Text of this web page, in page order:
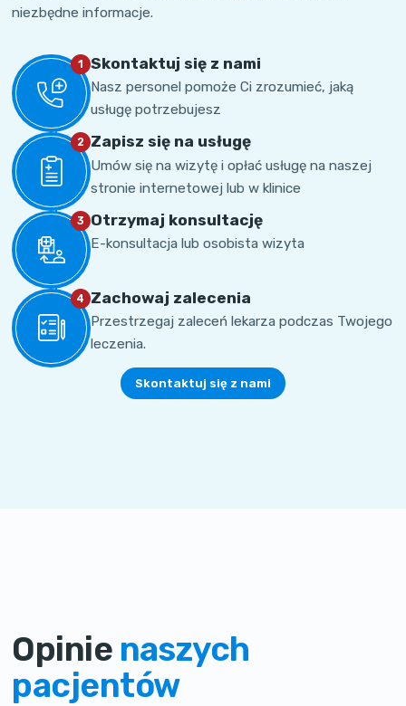
niezbędne informacje.
1 Skontaktuj się z nami
Nasz personel pomoże Ci zrozumieć, jaką
usługę potrzebujesz
2 Zapisz się na usługę
Umów się na wizytę i opłać usługę na naszej
stronie internetowej lub w klinice
3 Otrzymaj konsultację
E-konsultacja lub osobista wizyta
4 Zachowaj zalecenia
Przestrzegaj zaleceń lekarza podczas Twojego
leczenia.
Skontaktuj się z nami
Opinie naszych
pacjentów